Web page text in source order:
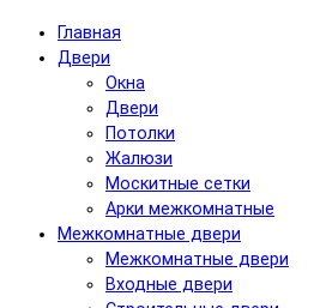
Главная
Двери
Окна
Двери
Потолки
Жалюзи
Москитные сетки
Арки межкомнатные
Межкомнатные двери
Межкомнатные двери
Входные двери